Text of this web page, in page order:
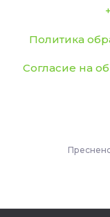
Политика
Согласие на